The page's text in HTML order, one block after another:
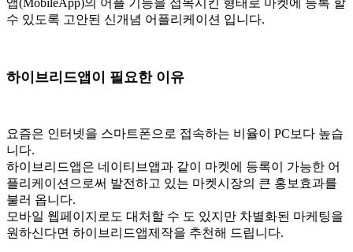
앱(MobileApp)의 어플 기능을 접목시킨 형태로 마켓에 등록 할
수 있도록 고안된 신개념 어플리케이션 입니다.
하이브리드앱이 필요한 이유
요즘은 인터넷을 스마트폰으로 접속하는 비율이 PC보다 높습
니다.
하이브리드앱은 네이티브앱과 같이 마켓에 등록이 가능한 어
플리케이션으로써 발전하고 있는 마켓시장의 큰 홍보효과를
불러 옵니다.
모바일 웹페이지로도 대처할 수 도 있지만 차별화된 마케팅을
원하신다면 하이브리드앱제작을 추천해 드립니다.